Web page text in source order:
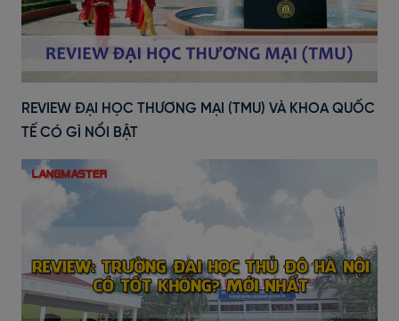
REVIEW ĐẠI HỌC THƯƠNG MẠI (TMU) VÀ KHOA QUỐC
TẾ CÓ GÌ NỔI BẬT